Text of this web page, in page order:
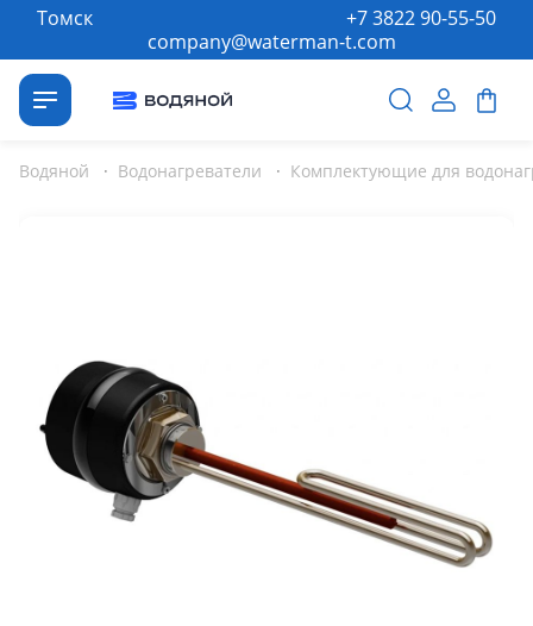
Томск
company@waterman-t.com
+7 3822 90-55-50
Водяной · Водонагреватели · Комплектующие для